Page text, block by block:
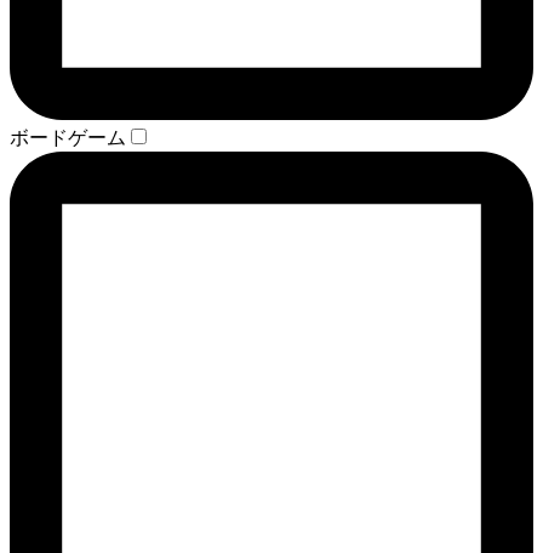
ボードゲーム